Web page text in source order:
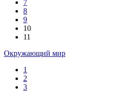
7
8
9
10
11
Окружающий мир
1
2
3